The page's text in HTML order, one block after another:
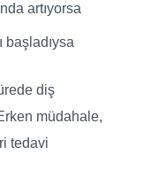
artıyorsa
başladıysa
diş
müdahale,
tedavi